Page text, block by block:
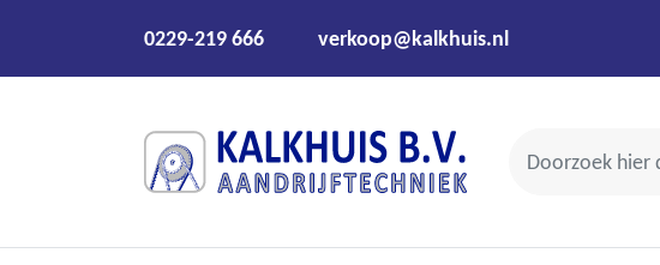
0229-219 666 verkoop@kalkhuis.nl